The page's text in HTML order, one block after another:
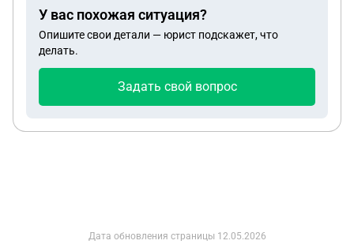
У вас похожая ситуация?
Опишите свои детали — юрист подскажет, что
делать.
Задать свой вопрос
Дата обновления страницы 12.05.2026